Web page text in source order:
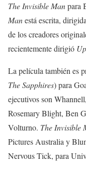
The Invisible Manpara
Manestá escrita,
de los creadores
recientemente dirigió
La película también es
The Sapphires) para
ejecutivos son
Rosemary Blight, Ben
Volturno. The Invisible
Pictures Australia y
Nervous Tick, para